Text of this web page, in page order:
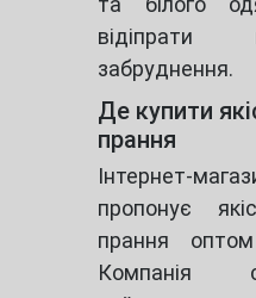
відіпрати
забруднення.
Де купити
прання
Інтернет-
пропонує
прання
Компанія